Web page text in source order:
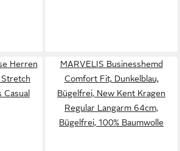
Herren
Casual
MARVELIS Businesshemd
Comfort Fit, Dunkelblau,
Bügelfrei, New Kent Kragen
Regular Langarm 64cm,
Bügelfrei, 100% Baumwolle